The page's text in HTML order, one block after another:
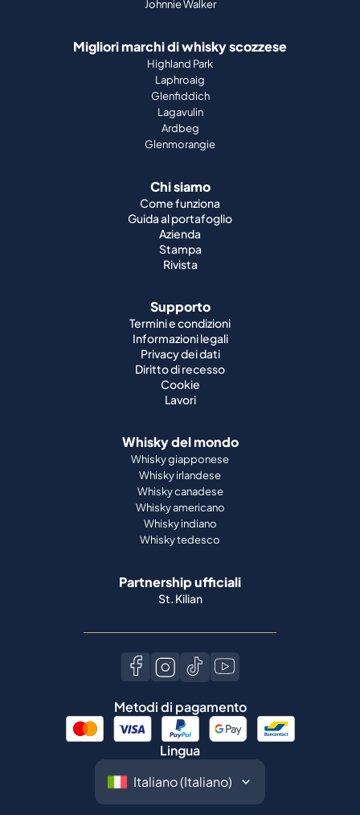
Johnnie Walker
Migliori marchi di whisky scozzese
Highland Park
Laphroaig
Glenfiddich
Lagavulin
Ardbeg
Glenmorangie
Chi siamo
Come funziona
Guida al portafoglio
Azienda
Stampa
Rivista
Supporto
Termini e condizioni
Informazioni legali
Privacy dei dati
Diritto di recesso
Cookie
Lavori
Whisky del mondo
Whisky giapponese
Whisky irlandese
Whisky canadese
Whisky americano
Whisky indiano
Whisky tedesco
Partnership ufficiali
St. Kilian
Metodi di pagamento
Lingua